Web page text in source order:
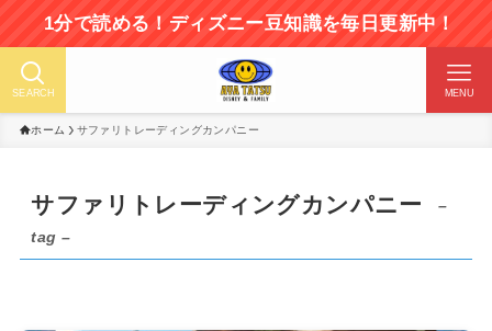
1分で読める！ディズニー豆知識を毎日更新中！
SEARCH MENU
ホーム サファリトレーディングカンパニー
サファリトレーディングカンパニー
–
tag –